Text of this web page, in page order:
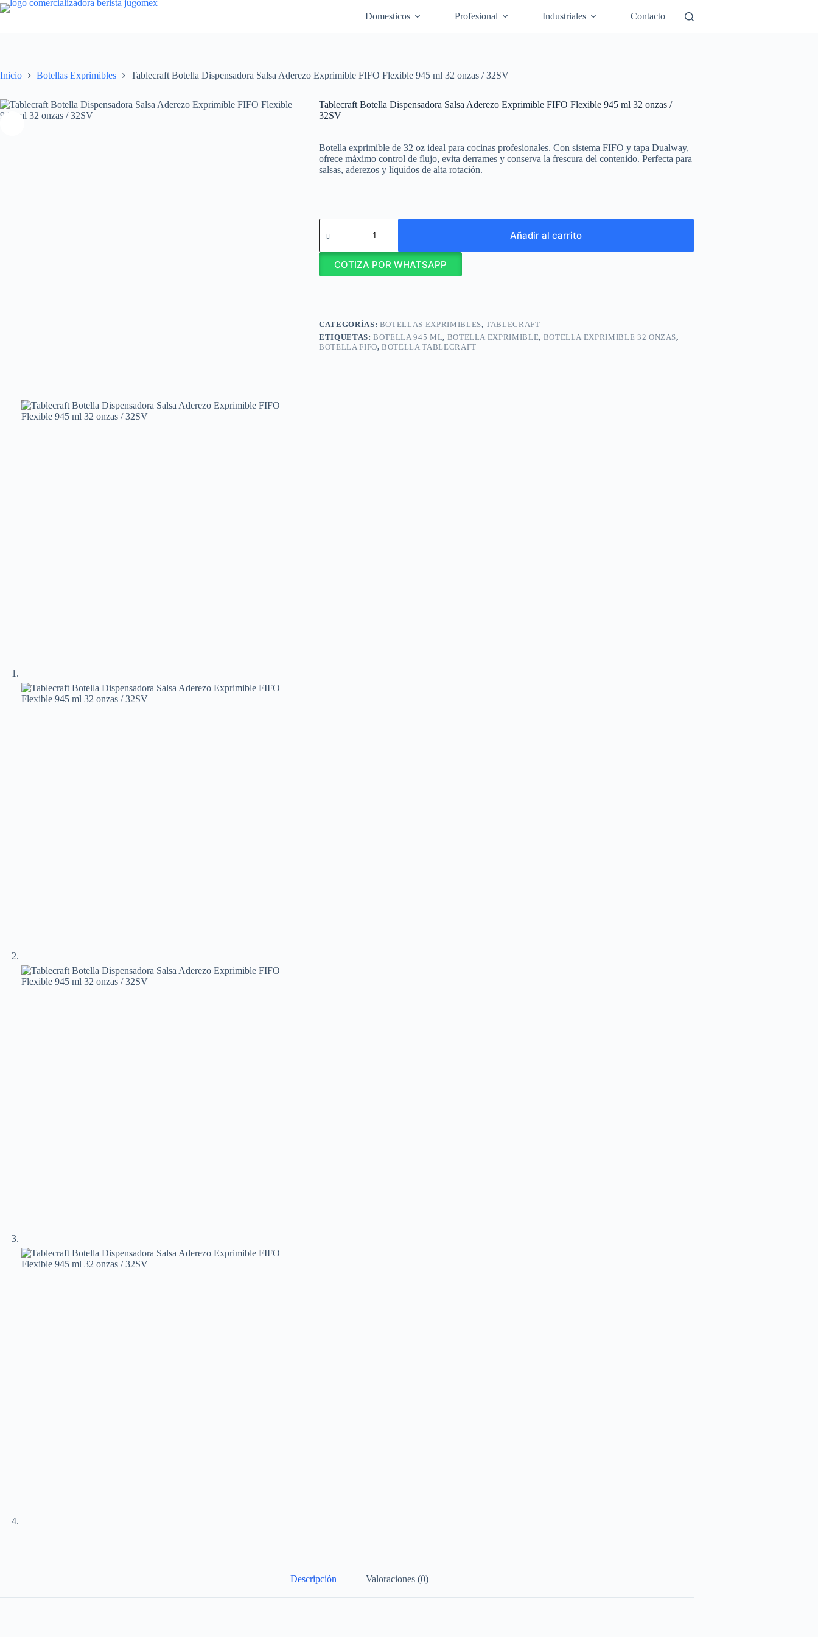
Saltar
al
Domesticos Profesional Industriales Contacto
Inicio Botellas Exprimibles Tablecraft Botella Dispensadora Salsa Aderezo Exprimible FIFO Flexible 945 ml 32 onzas / 32SV
Tablecraft Botella Dispensadora Salsa Aderezo Exprimible FIFO Flexible 945 ml 32 onzas /
32SV
Botella exprimible de 32 oz ideal para cocinas profesionales. Con sistema FIFO y tapa Dualway,
ofrece máximo control de flujo, evita derrames y conserva la frescura del contenido. Perfecta para
salsas, aderezos y líquidos de alta rotación.
Tablecraft
Botella
Salsa
Aderezo
Exprimible
Flexible
32
onzas
/
Añadir al carrito
COTIZA POR WHATSAPP
CATEGORÍAS: BOTELLAS EXPRIMIBLES,TABLECRAFT
ETIQUETAS:BOTELLA 945 ML, BOTELLA EXPRIMIBLE, BOTELLA EXPRIMIBLE 32 ONZAS,
BOTELLA FIFO,BOTELLA TABLECRAFT
Descripción Valoraciones (0)